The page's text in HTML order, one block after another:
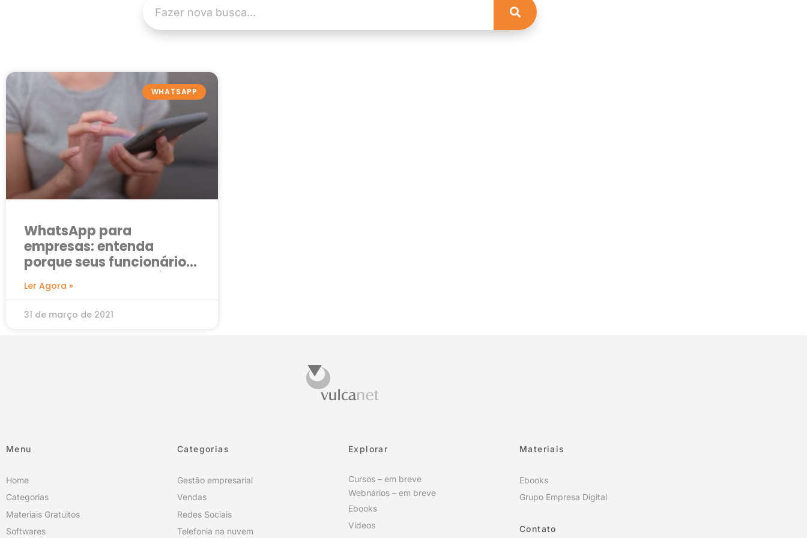
WHATSAPP
WhatsApp para
empresas: entenda
porque seus funcionários
não devem usar o número
pessoal para vendas
Ler Agora »
31 de março de 2021
Menu
Home
Categorias
Materiais Gratuitos
Softwares
Categorias
Gestão empresarial
Vendas
Redes Sociais
Telefonia na nuvem
Explorar
Cursos – em breve
Webnários – em breve
Ebooks
Vídeos
Materiais
Ebooks
Grupo Empresa Digital
Contato